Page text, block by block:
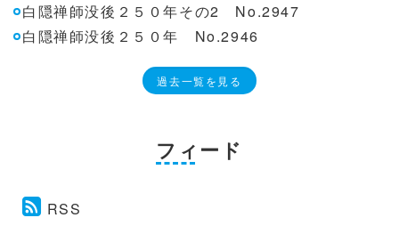
白隠禅師没後２５０年その2 No.2947
白隠禅師没後２５０年 No.2946
過去一覧を見る
フィード
RSS